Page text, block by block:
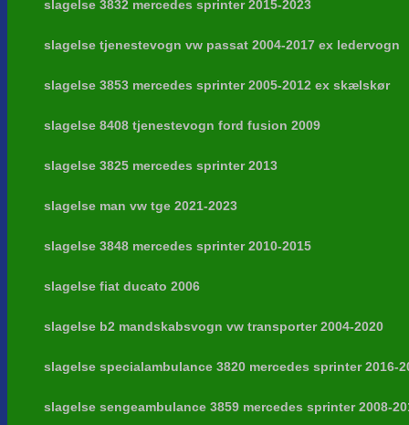
slagelse 3832 mercedes sprinter 2015-2023
slagelse tjenestevogn vw passat 2004-2017 ex ledervogn
slagelse 3853 mercedes sprinter 2005-2012 ex skælskør
slagelse 8408 tjenestevogn ford fusion 2009
slagelse 3825 mercedes sprinter 2013
slagelse man vw tge 2021-2023
slagelse 3848 mercedes sprinter 2010-2015
slagelse fiat ducato 2006
slagelse b2 mandskabsvogn vw transporter 2004-2020
slagelse specialambulance 3820 mercedes sprinter 2016-
slagelse sengeambulance 3859 mercedes sprinter 2008-